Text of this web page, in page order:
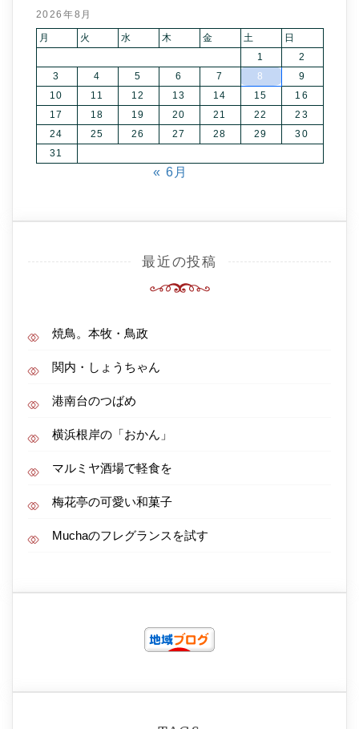
2026年8月
月 火 水 木 金 土
日
1
2
3
4 5 6 7 8
9
10
11 12 13 14 15
16
17
18 19 20 21 22
23
24
25 26 27 28 29
30
31
« 6月
最近の投稿
焼鳥。本牧・鳥政
関内・しょうちゃん
港南台のつばめ
横浜根岸の「おかん」
マルミヤ酒場で軽食を
梅花亭の可愛い和菓子
Muchaのフレグランスを試す